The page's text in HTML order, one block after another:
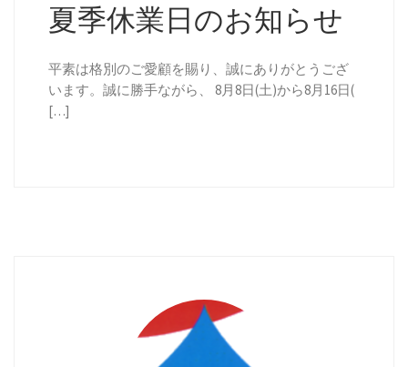
夏季休業日のお知らせ
平素は格別のご愛顧を賜り、誠にありがとうござ
います。誠に勝手ながら、 8月8日(土)から8月16日(
[…]